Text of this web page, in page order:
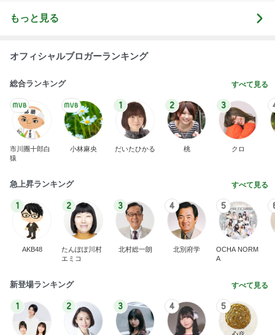
もっと見る
オフィシャルブロガーランキング
総合ランキング すべて見る
市川團十郎白
猿
小林麻央
1
だいたひかる
2
桃
3
クロ
急上昇ランキング すべて見る
1
AKB48
2
たんぽぽ川村
エミコ
3
北村総一朗
4
北別府学
5
OCHA NORM
A
新登場ランキング すべて見る
1 2 3 4 5